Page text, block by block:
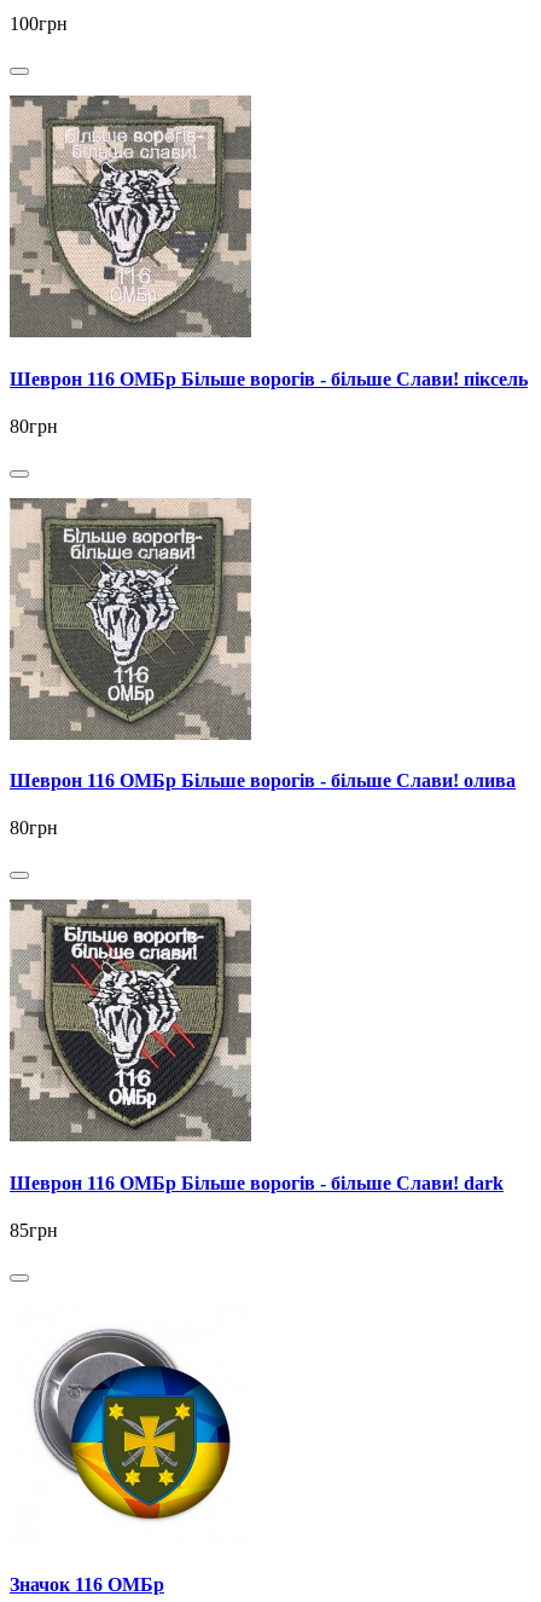
100грн
Шеврон 116 ОМБр Більше ворогів - більше Слави! піксель
80грн
Шеврон 116 ОМБр Більше ворогів - більше Слави! олива
80грн
Шеврон 116 ОМБр Більше ворогів - більше Слави! dark
85грн
Значок 116 ОМБр